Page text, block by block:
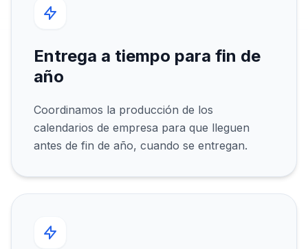
Entrega a tiempo para fin de
año
Coordinamos la producción de los
calendarios de empresa para que lleguen
antes de fin de año, cuando se entregan.